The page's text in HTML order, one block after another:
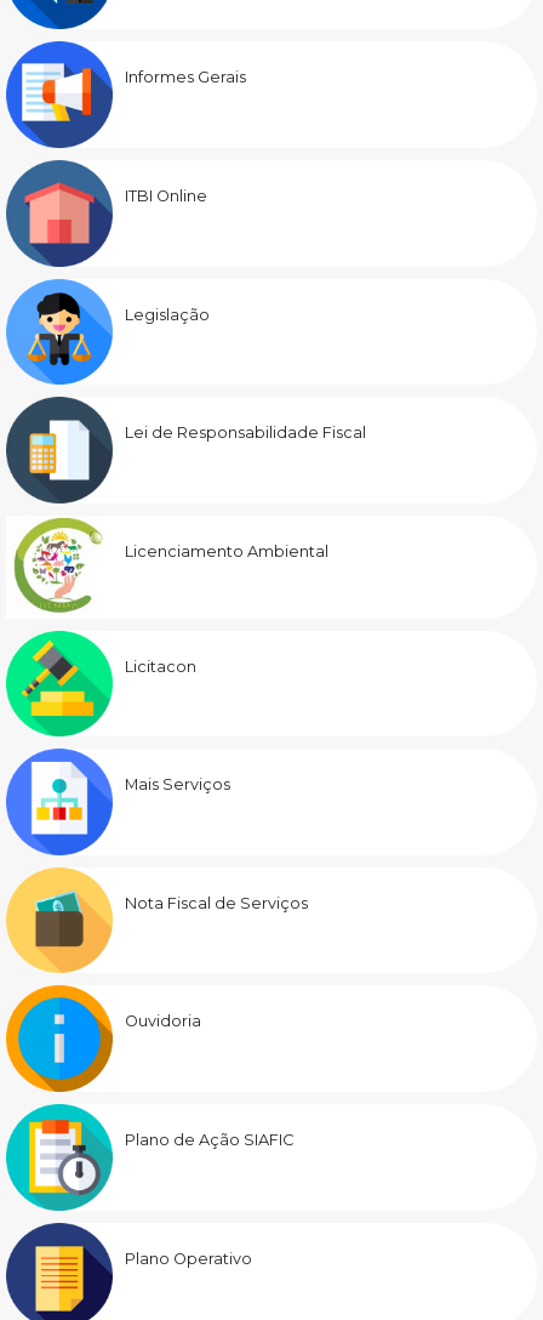
Informes Gerais
ITBI Online
Legislação
Lei de Responsabilidade Fiscal
Licenciamento Ambiental
Licitacon
Mais Serviços
Nota Fiscal de Serviços
Ouvidoria
Plano de Ação SIAFIC
Plano Operativo